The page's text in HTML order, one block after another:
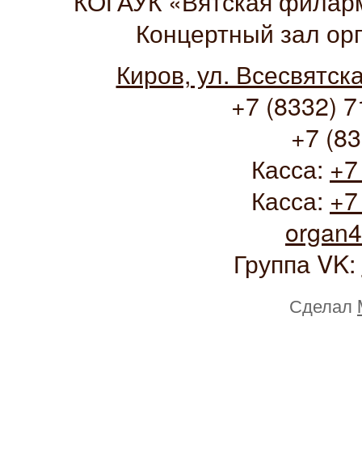
Концертный зал
Киров, ул.
+7 (8332)
+7
Касса:
Касса:
Группа VK:
Сделал